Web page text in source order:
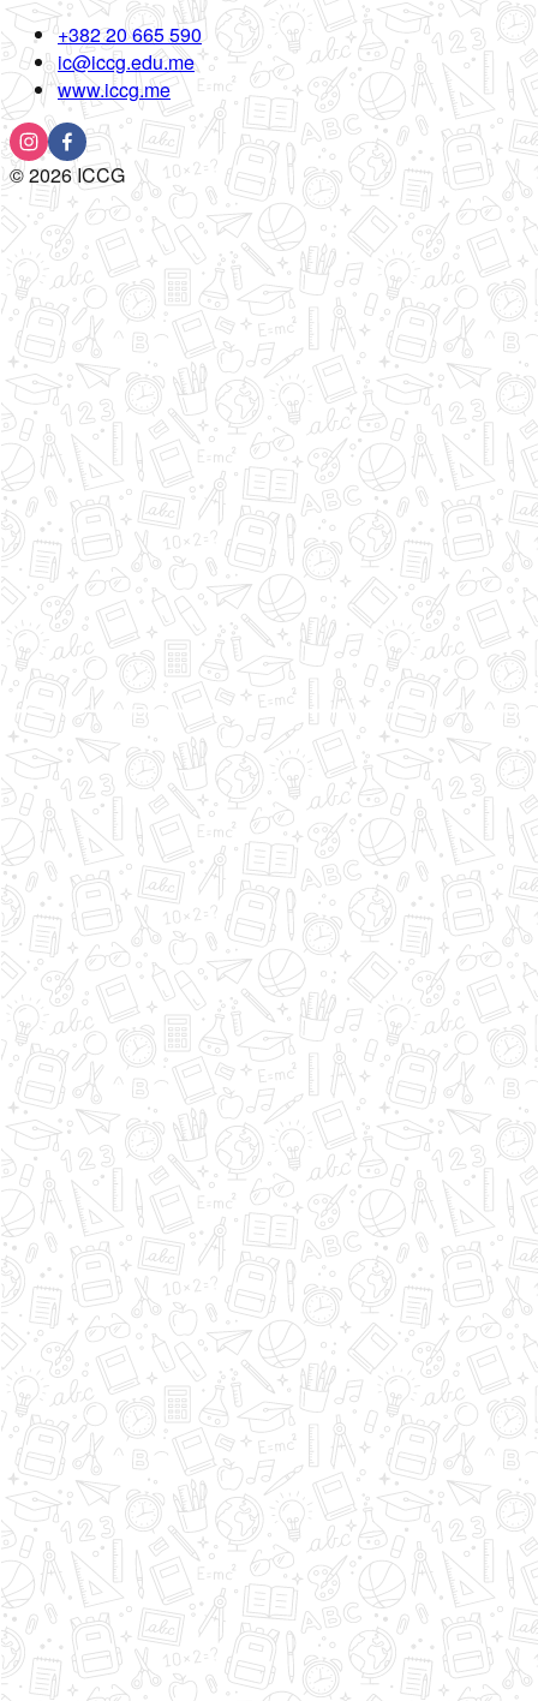
+382 20 665 590
ic@iccg.edu.me
www.iccg.me
©2026ICCG